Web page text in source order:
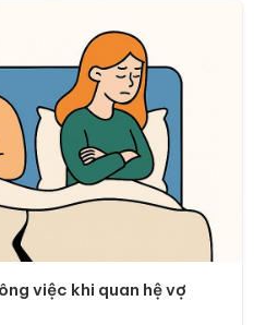
việc khi quan hệ vợ